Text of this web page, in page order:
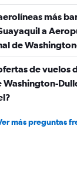
más
a
de
de vuelos
más preguntas